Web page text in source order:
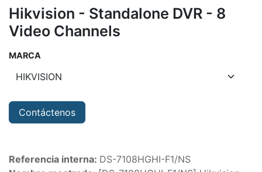
Hikvision - Standalone DVR - 8
Video Channels
MARCA
Contáctenos
Referencia interna: DS-7108HGHI-F1/NS